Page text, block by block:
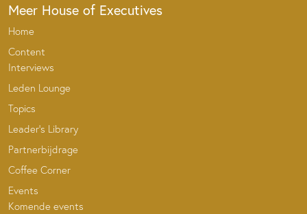
Meer House of Executives
Home
Content
Interviews
Leden Lounge
Topics
Leader’s Library
Partnerbijdrage
Coffee Corner
Events
Komende events